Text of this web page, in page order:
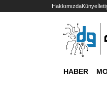
HakkımızdaKünye
HABER